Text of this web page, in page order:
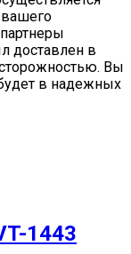
доставлен в
Вы
в надежных
1443